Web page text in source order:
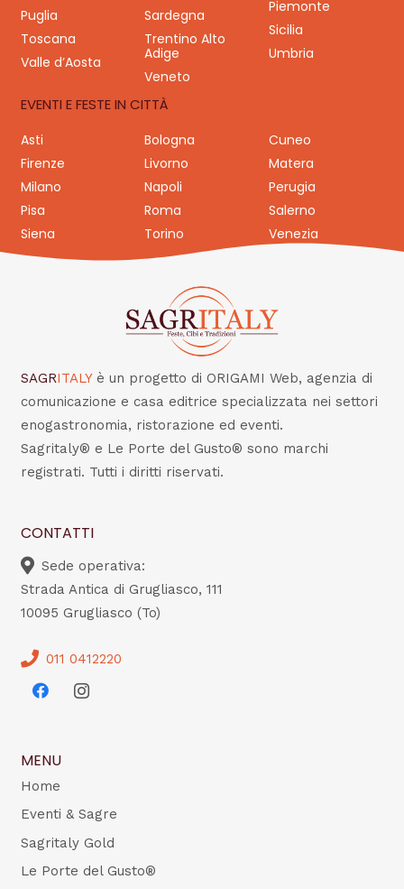
Piemonte
Puglia
Sardegna
Sicilia
Toscana
Trentino Alto
Adige
Umbria
Valle d’Aosta
Veneto
EVENTI E FESTE IN CITTÀ
Asti Bologna
Cuneo
Firenze
Livorno
Matera
Milano
Napoli
Perugia
Pisa
Roma
Salerno
Siena
Torino Venezia
SAGRITALY è un progetto di ORIGAMI Web, agenzia di
comunicazione e casa editrice specializzata nei settori
enogastronomia, ristorazione ed eventi.
Sagritaly® e Le Porte del Gusto® sono marchi
registrati. Tutti i diritti riservati.
CONTATTI
Sede operativa:
Strada Antica di Grugliasco, 111
10095 Grugliasco (To)
011 0412220
MENU
Home
Eventi & Sagre
Sagritaly Gold
Le Porte del Gusto®